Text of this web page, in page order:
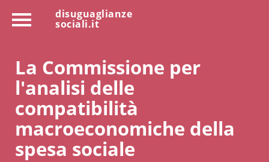
disuguaglianze
sociali.it
La Commissione per
l'analisi delle
compatibilità
macroeconomiche della
spesa sociale